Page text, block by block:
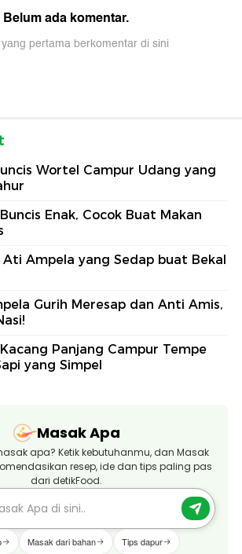
Belum ada komentar.
pertama berkomentar di sini
Wortel Campur Udang yang
Enak, Cocok Buat Makan
Ati Ampela yang Sedap buat Bekal
Gurih Meresap dan Anti Amis,
Panjang Campur Tempe
yang Simpel
Masak Apa
apa? Ketik kebutuhanmu, dan Masak
resep, ide dan tips paling pas
dari detikFood.
Masak dari bahan Tips dapur